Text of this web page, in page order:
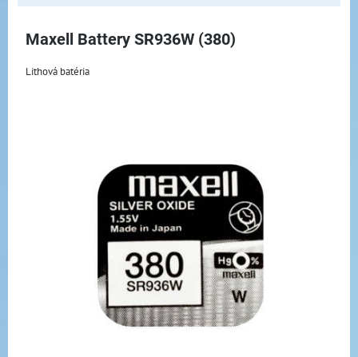
Maxell Battery SR936W (380)
Lithová batéria